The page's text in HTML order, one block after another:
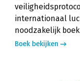
internationaal
noodzakelijk
Boek bekijken